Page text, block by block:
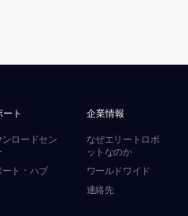
ト
ンロードセン
ート・ハブ
企業情報
なぜエリートロボ
ットなのか
ワールドワイド
連絡先